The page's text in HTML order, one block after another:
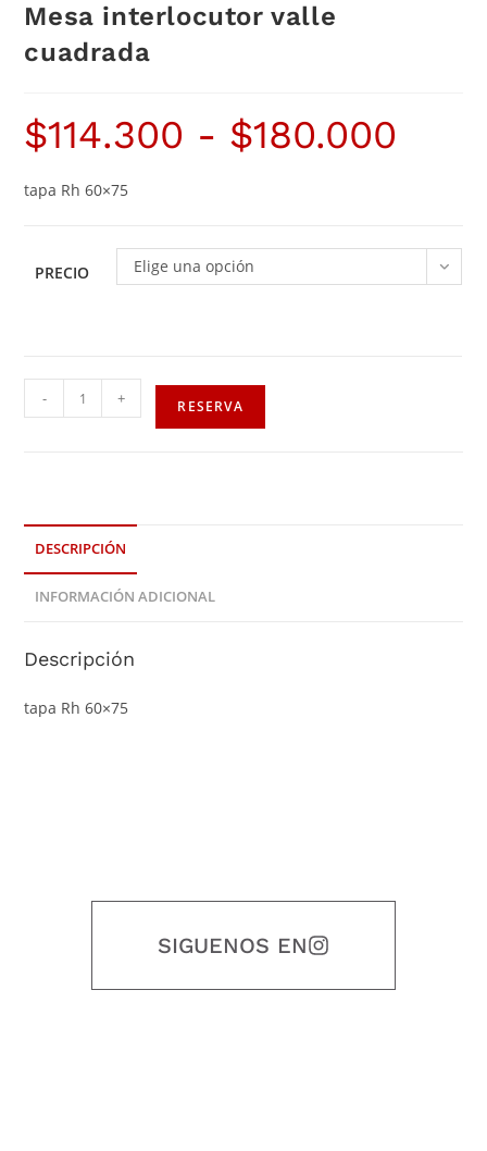
Mesa interlocutor valle
cuadrada
$114.300 - $180.000
tapa Rh 60×75
PRECIO Elige una opción
- + RESERVA
DESCRIPCIÓN
INFORMACIÓN ADICIONAL
Descripción
tapa Rh 60×75
SIGUENOS EN